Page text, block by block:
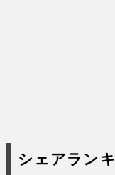
シェアラン